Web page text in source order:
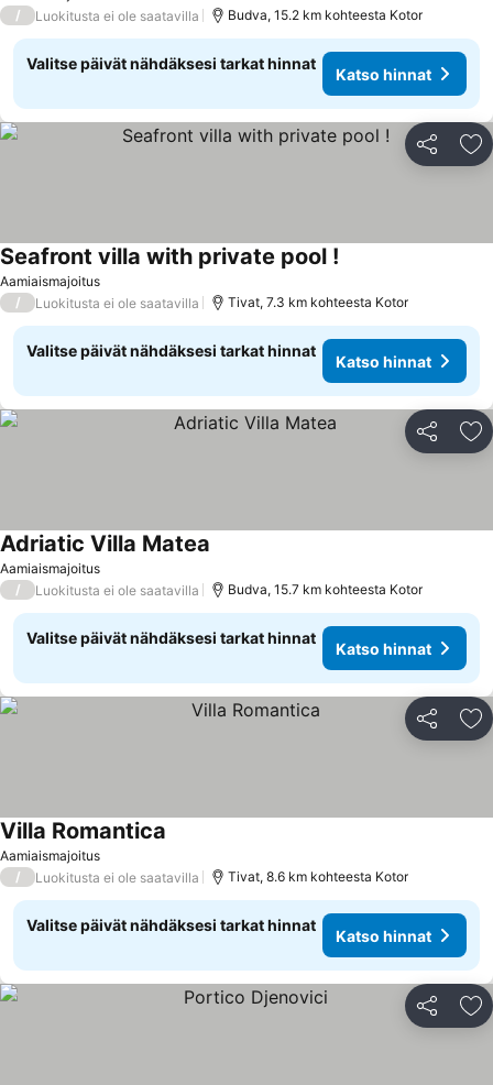
/
Luokitusta ei ole saatavilla Budva, 15.2 km kohteesta Kotor
Valitse päivät nähdäksesi tarkat hinnat
Katso hinnat
Jaa
Aamiaismajoitus
Seafront villa with private pool !
/ Luokitusta ei ole saatavilla Tivat, 7.3 km kohteesta Kotor
Valitse päivät nähdäksesi tarkat hinnat
Katso hinnat
Jaa
Aamiaismajoitus
Adriatic Villa Matea
/ Luokitusta ei ole saatavilla Budva, 15.7 km kohteesta Kotor
Valitse päivät nähdäksesi tarkat hinnat
Katso hinnat
Jaa
Aamiaismajoitus
Villa Romantica
/ Luokitusta ei ole saatavilla Tivat, 8.6 km kohteesta Kotor
Valitse päivät nähdäksesi tarkat hinnat
Katso hinnat
Jaa